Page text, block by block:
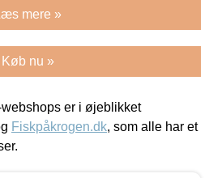
mere »
Køb nu »
er i øjeblikket
Fiskpåkrogen.dk, som alle har et